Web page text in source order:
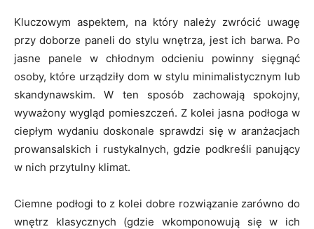
Kluczowym aspektem, na który należy zwrócić uwagę
przy doborze paneli do stylu wnętrza, jest ich barwa. Po
jasne panele w chłodnym odcieniu powinny sięgnąć
osoby, które urządziły dom w stylu minimalistycznym lub
skandynawskim. W ten sposób zachowają spokojny,
wyważony wygląd pomieszczeń. Z kolei jasna podłoga w
ciepłym wydaniu doskonale sprawdzi się w aranżacjach
prowansalskich i rustykalnych, gdzie podkreśli panujący
w nich przytulny klimat.
Ciemne podłogi to z kolei dobre rozwiązanie zarówno do
wnętrz klasycznych (gdzie wkomponowują się w ich